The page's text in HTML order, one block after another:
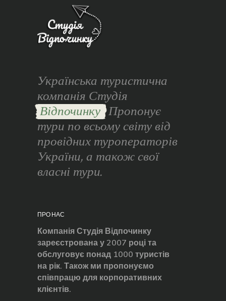
Українська туристична
компанія Студія
Відпочинку Пропонує
тури по всьому світу від
провідних туроператорів
України, а також свої
власні тури.
ПРО НАС
Компанія Студія Відпочинку
зареєстрована у 2007 році та
обслуговує понад 1000 туристів
на рік. Також ми пропонуємо
співпрацю для корпоративних
клієнтів.